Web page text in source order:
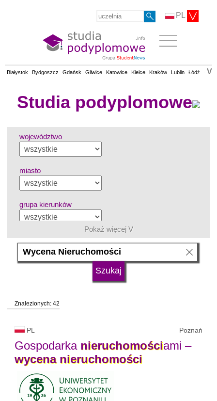
PL
Białystok Bydgoszcz Gdańsk Gliwice Katowice Kielce Kraków Lublin Łódź V
Studia podyplomowe
województwo
miasto
grupa kierunków
język
status uczelni
Pokaż więcej V
Znalezionych: 42
PL Poznań
Gospodarka nieruchomościami –
wycena nieruchomości